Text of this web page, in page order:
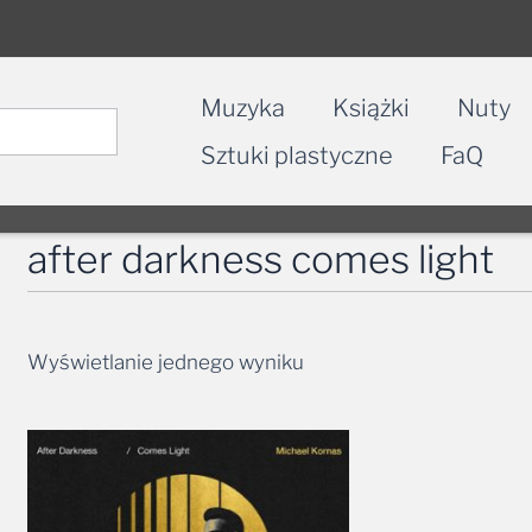
Muzyka Książki Nuty
Sztuki plastyczne
FaQ
after darkness comes light
Wyświetlanie jednego wyniku